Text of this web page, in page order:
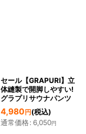
セール【GRAPURI】立
体縫製で開脚しやすい!
グラプリサウナパンツ
4,980 円(税込)
通常価格: 6,050円